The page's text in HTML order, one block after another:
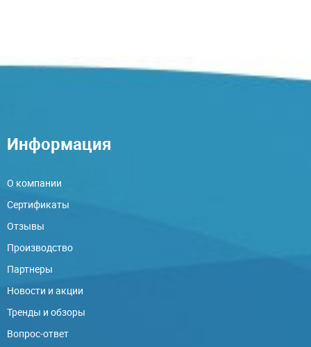
Информация
О компании
Сертификаты
Отзывы
Производство
Партнеры
Новости и акции
Тренды и обзоры
Вопрос-ответ